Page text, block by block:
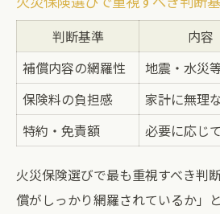
判断基準 内容
補償内容の網羅性
地震・水災
保険料の負担感
家計に無理
特約・免責額
必要に応じ
火災保険選びで最も重視すべき判
償がしっかり網羅されているか」